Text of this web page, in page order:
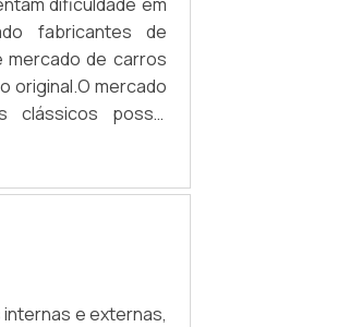
fabricantes de
mercado de carros
original.O mercado
clássicos possui
peças desses
estão em ampla
e externas,